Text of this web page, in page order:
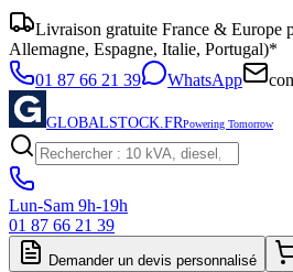
Livraison gratuite France & Europe
Allemagne, Espagne, Italie, Portugal)*
01 87 66 21 39
WhatsApp
GLOBALSTOCK.FRPowering Tomorrow
Lun-Sam 9h-19h
01 87 66 21 39
Demander un devis personnalisé